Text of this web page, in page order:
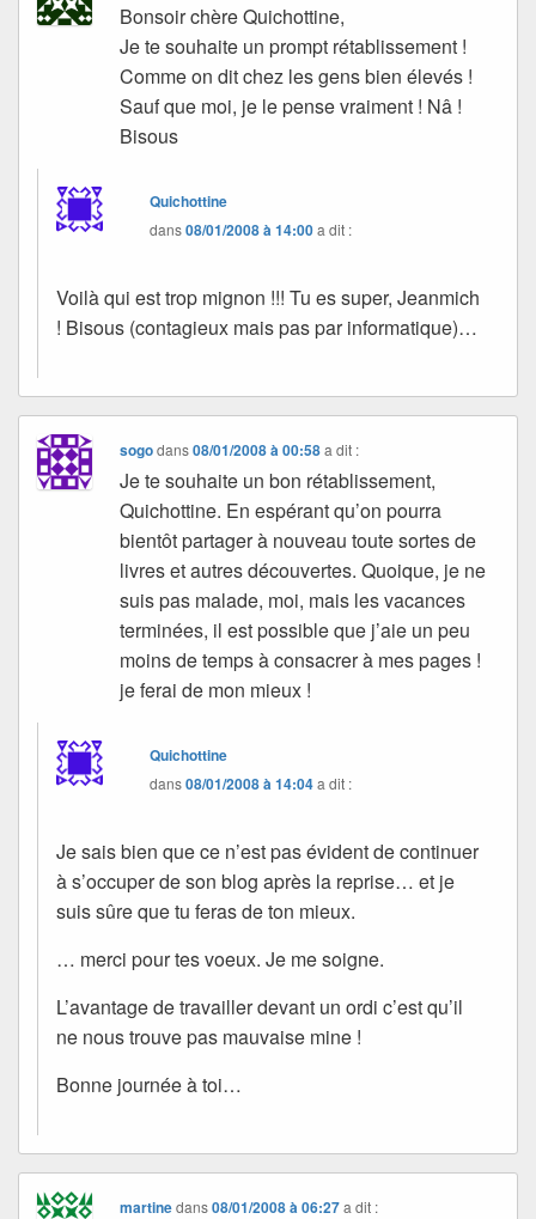
Bonsoir chère Quichottine,
Je te souhaite un prompt rétablissement !
Comme on dit chez les gens bien élevés !
Sauf que moi, je le pense vraiment ! Nâ !
Bisous
Quichottine
dans08/01/2008 à 14:00a dit :
Voilà qui est trop mignon !!! Tu es super, Jeanmich
! Bisous (contagieux mais pas par informatique)…
sogodans08/01/2008 à 00:58 a dit :
Je te souhaite un bon rétablissement,
Quichottine. En espérant qu’on pourra
bientôt partager à nouveau toute sortes de
livres et autres découvertes. Quoique, je ne
suis pas malade, moi, mais les vacances
terminées, il est possible que j’aie un peu
moins de temps à consacrer à mes pages !
je ferai de mon mieux !
Quichottine
dans08/01/2008 à 14:04a dit :
Je sais bien que ce n’est pas évident de continuer
à s’occuper de son blog après la reprise… et je
suis sûre que tu feras de ton mieux.
… merci pour tes voeux. Je me soigne.
L’avantage de travailler devant un ordi c’est qu’il
ne nous trouve pas mauvaise mine !
Bonne journée à toi…
martinedans08/01/2008 à 06:27 a dit :